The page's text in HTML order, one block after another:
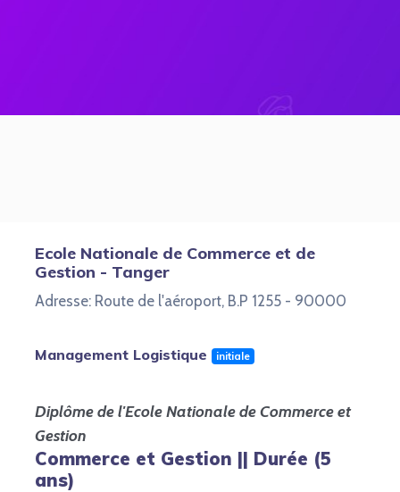
Ecole Nationale de Commerce et de
Gestion - Tanger
Adresse: Route de l'aéroport, B.P 1255 - 90000
Management Logistique initiale
Diplôme de l'Ecole Nationale de Commerce et
Gestion
Commerce et Gestion || Durée (5
ans)